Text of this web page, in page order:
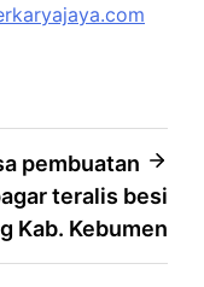
pembuatan
teralis besi
Kab. Kebumen